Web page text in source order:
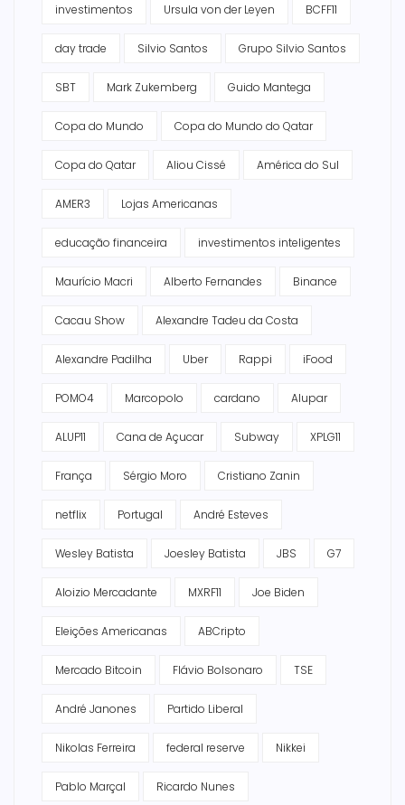
investimentos Ursula von der Leyen BCFF11
day trade Silvio Santos Grupo Silvio Santos
SBT Mark Zukemberg Guido Mantega
Copa do Mundo Copa do Mundo do Qatar
Copa do Qatar Aliou Cissé América do Sul
AMER3 Lojas Americanas
educação financeira investimentos inteligentes
Maurício Macri Alberto Fernandes Binance
Cacau Show Alexandre Tadeu da Costa
Alexandre Padilha Uber Rappi iFood
POMO4 Marcopolo cardano Alupar
ALUP11 Cana de Açucar Subway XPLG11
França Sérgio Moro Cristiano Zanin
netflix Portugal André Esteves
Wesley Batista Joesley Batista JBS G7
Aloizio Mercadante MXRF11 Joe Biden
Eleições Americanas ABCripto
Mercado Bitcoin Flávio Bolsonaro TSE
André Janones Partido Liberal
Nikolas Ferreira federal reserve Nikkei
Pablo Marçal Ricardo Nunes